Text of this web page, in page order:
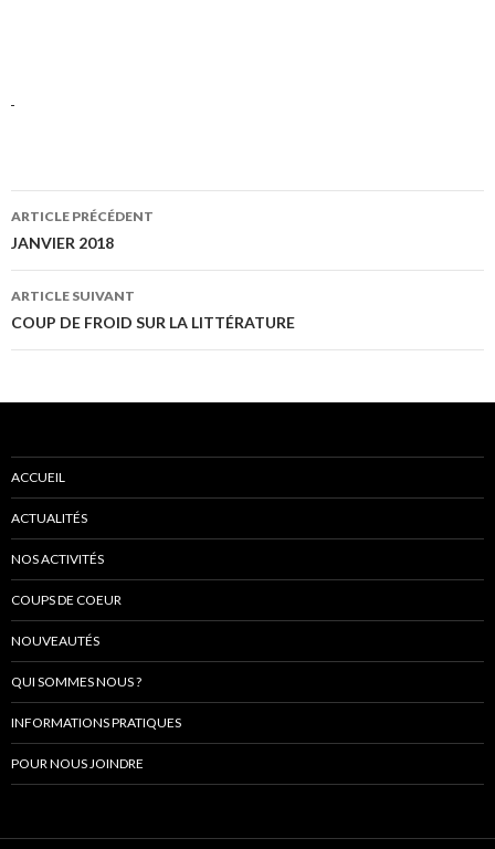
Navigation
des
articles
ARTICLE PRÉCÉDENT
JANVIER 2018
ARTICLE SUIVANT
COUP DE FROID SUR LA LITTÉRATURE
ACCUEIL
ACTUALITÉS
NOS ACTIVITÉS
COUPS DE COEUR
NOUVEAUTÉS
QUI SOMMES NOUS ?
INFORMATIONS PRATIQUES
POUR NOUS JOINDRE